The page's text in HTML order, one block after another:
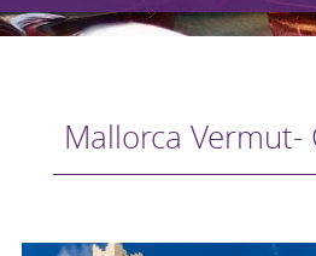
Mallorca